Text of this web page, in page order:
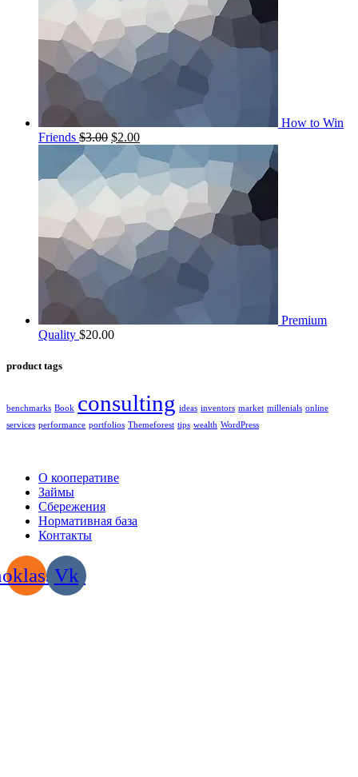
How to Win
Friends $3.00 $2.00
Premium
Quality $20.00
product tags
benchmarks Book consulting ideas inventors market millenials online
services performance portfolios Themeforest tips wealth WordPress
О кооперативе
Займы
Сбережения
Нормативная база
Контакты
Vk